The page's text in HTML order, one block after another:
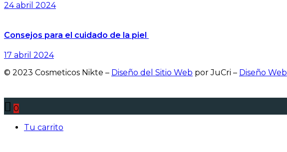
24 abril 2024
Consejos para el cuidado de la piel
17 abril 2024
© 2023 Cosmeticos Nikte – Diseño del Sitio Web por JuCri – Diseño Web
0
Tu carrito